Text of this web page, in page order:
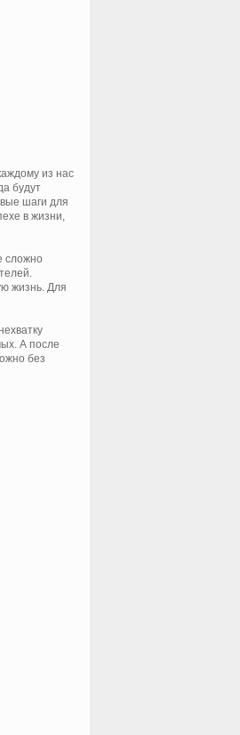
из нас
будут
шаги для
в жизни,
сложно
жизнь. Для
А после
без